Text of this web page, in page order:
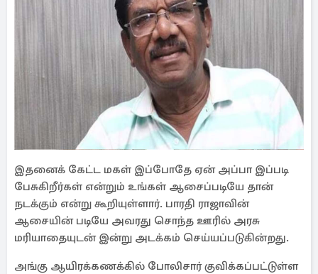
இதனைக் கேட்ட மகள் இப்போதே ஏன் அப்பா இப்படி
பேசுகிறீர்கள் என்றும் உங்கள் ஆசைப்படியே தான்
நடக்கும் என்று கூறியுள்ளார். பாரதி ராஜாவின்
ஆசையின் படியே அவரது சொந்த ஊரில் அரசு
மரியாதையுடன் இன்று அடக்கம் செய்யப்படுகின்றது.
அங்கு ஆயிரக்கணக்கில் போலிசார் குவிக்கப்பட்டுள்ள